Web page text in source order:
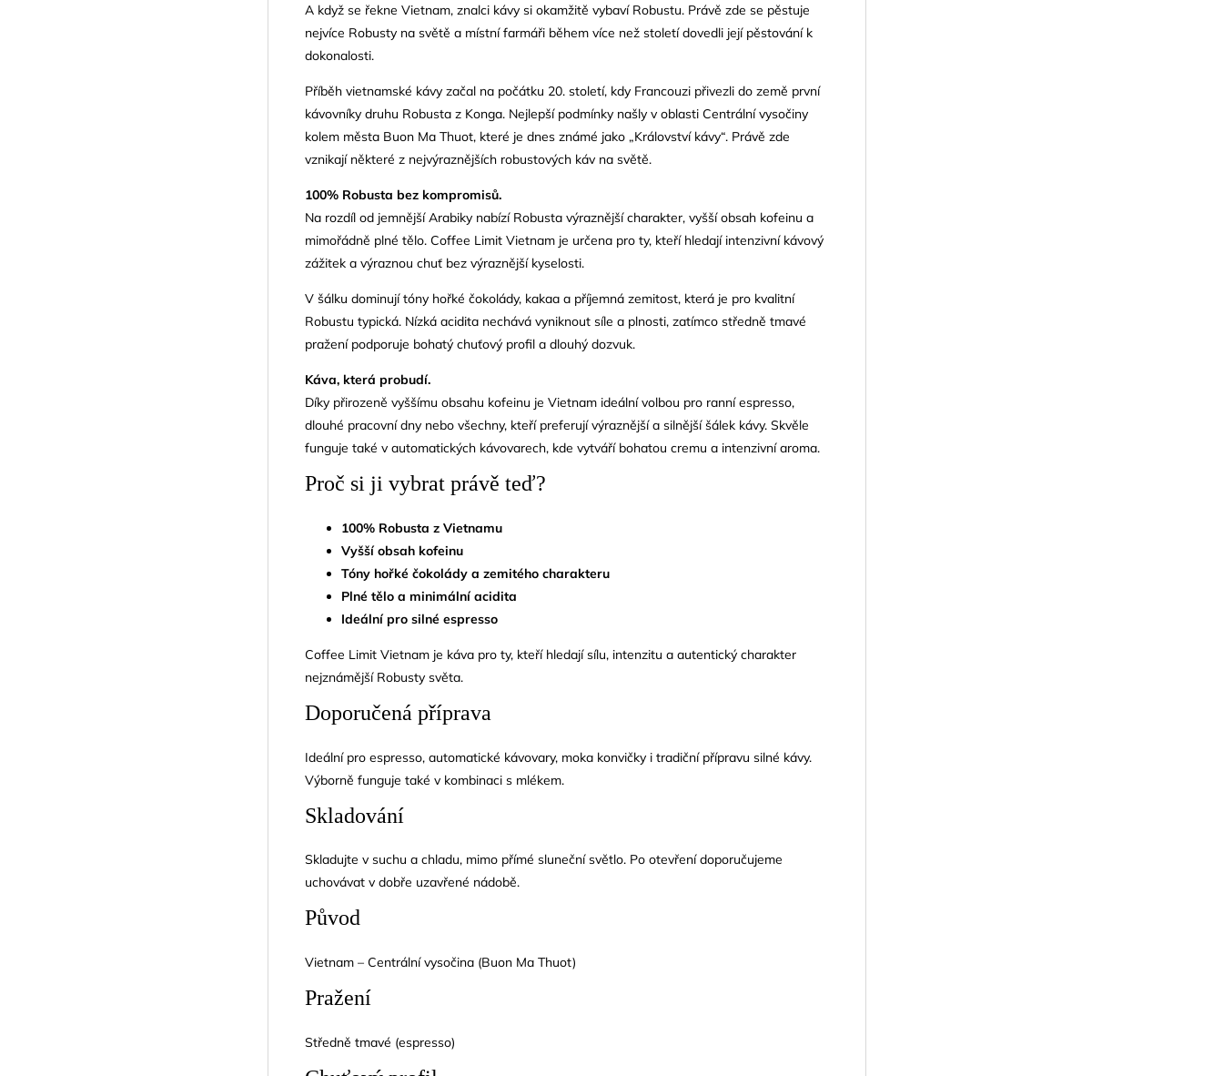
A když se řekne Vietnam, znalci kávy si okamžitě vybaví Robustu. Právě zde se pěstuje
nejvíce Robusty na světě a místní farmáři během více než století dovedli její pěstování k
dokonalosti.
Příběh vietnamské kávy začal na počátku 20. století, kdy Francouzi přivezli do země první
kávovníky druhu Robusta z Konga. Nejlepší podmínky našly v oblasti Centrální vysočiny
kolem města Buon Ma Thuot, které je dnes známé jako „Království kávy“. Právě zde
vznikají některé z nejvýraznějších robustových káv na světě.
100% Robusta bez kompromisů.
Na rozdíl od jemnější Arabiky nabízí Robusta výraznější charakter, vyšší obsah kofeinu a
mimořádně plné tělo. Coffee Limit Vietnam je určena pro ty, kteří hledají intenzivní kávový
zážitek a výraznou chuť bez výraznější kyselosti.
V šálku dominují tóny hořké čokolády, kakaa a příjemná zemitost, která je pro kvalitní
Robustu typická. Nízká acidita nechává vyniknout síle a plnosti, zatímco středně tmavé
pražení podporuje bohatý chuťový profil a dlouhý dozvuk.
Káva, která probudí.
Díky přirozeně vyššímu obsahu kofeinu je Vietnam ideální volbou pro ranní espresso,
dlouhé pracovní dny nebo všechny, kteří preferují výraznější a silnější šálek kávy. Skvěle
funguje také v automatických kávovarech, kde vytváří bohatou cremu a intenzivní aroma.
Proč si ji vybrat právě teď?
100% Robusta z Vietnamu
Vyšší obsah kofeinu
Tóny hořké čokolády a zemitého charakteru
Plné tělo a minimální acidita
Ideální pro silné espresso
Coffee Limit Vietnam je káva pro ty, kteří hledají sílu, intenzitu a autentický charakter
nejznámější Robusty světa.
Doporučená příprava
Ideální pro espresso, automatické kávovary, moka konvičky i tradiční přípravu silné kávy.
Výborně funguje také v kombinaci s mlékem.
Skladování
Skladujte v suchu a chladu, mimo přímé sluneční světlo. Po otevření doporučujeme
uchovávat v dobře uzavřené nádobě.
Původ
Vietnam – Centrální vysočina (Buon Ma Thuot)
Pražení
Středně tmavé (espresso)